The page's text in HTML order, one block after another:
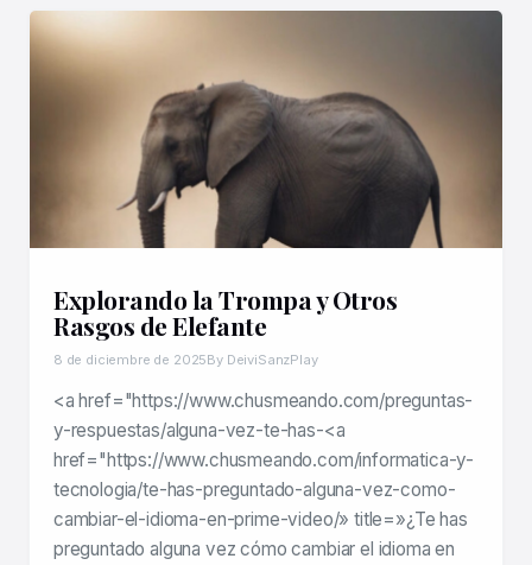
Explorando la Trompa y Otros
Rasgos de Elefante
8 de diciembre de 2025By DeiviSanzPlay
<a href="https://www.chusmeando.com/preguntas-
y-respuestas/alguna-vez-te-has-<a
href="https://www.chusmeando.com/informatica-y-
tecnologia/te-has-preguntado-alguna-vez-como-
cambiar-el-idioma-en-prime-video/» title=»¿Te has
preguntado alguna vez cómo cambiar el idioma en